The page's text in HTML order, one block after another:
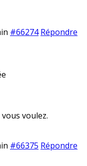
#66274 Répondre
voulez.
#66375 Répondre